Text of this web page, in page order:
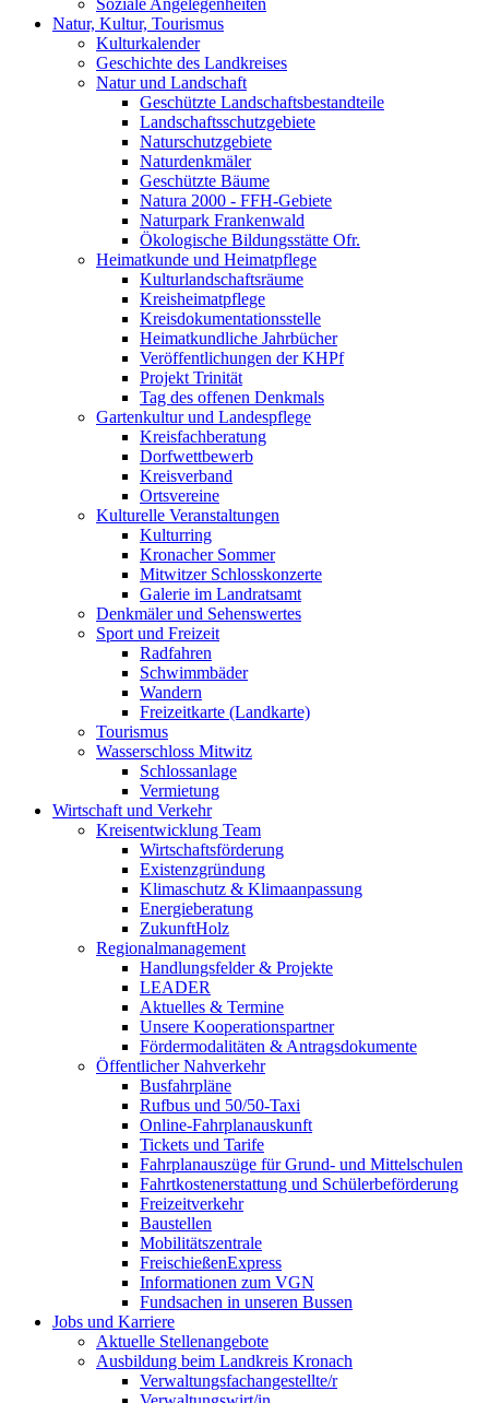
Soziale Angelegenheiten
Natur, Kultur, Tourismus
Kulturkalender
Geschichte des Landkreises
Natur und Landschaft
Geschützte Landschaftsbestandteile
Landschaftsschutzgebiete
Naturschutzgebiete
Naturdenkmäler
Geschützte Bäume
Natura 2000 - FFH-Gebiete
Naturpark Frankenwald
Ökologische Bildungsstätte Ofr.
Heimatkunde und Heimatpflege
Kulturlandschaftsräume
Kreisheimatpflege
Kreisdokumentationsstelle
Heimatkundliche Jahrbücher
Veröffentlichungen der KHPf
Projekt Trinität
Tag des offenen Denkmals
Gartenkultur und Landespflege
Kreisfachberatung
Dorfwettbewerb
Kreisverband
Ortsvereine
Kulturelle Veranstaltungen
Kulturring
Kronacher Sommer
Mitwitzer Schlosskonzerte
Galerie im Landratsamt
Denkmäler und Sehenswertes
Sport und Freizeit
Radfahren
Schwimmbäder
Wandern
Freizeitkarte (Landkarte)
Tourismus
Wasserschloss Mitwitz
Schlossanlage
Vermietung
Wirtschaft und Verkehr
Kreisentwicklung Team
Wirtschaftsförderung
Existenzgründung
Klimaschutz & Klimaanpassung
Energieberatung
ZukunftHolz
Regionalmanagement
Handlungsfelder & Projekte
LEADER
Aktuelles & Termine
Unsere Kooperationspartner
Fördermodalitäten & Antragsdokumente
Öffentlicher Nahverkehr
Busfahrpläne
Rufbus und 50/50-Taxi
Online-Fahrplanauskunft
Tickets und Tarife
Fahrplanauszüge für Grund- und Mittelschulen
Fahrtkostenerstattung und Schülerbeförderung
Freizeitverkehr
Baustellen
Mobilitätszentrale
FreischießenExpress
Informationen zum VGN
Fundsachen in unseren Bussen
Jobs und Karriere
Aktuelle Stellenangebote
Ausbildung beim Landkreis Kronach
Verwaltungsfachangestellte/r